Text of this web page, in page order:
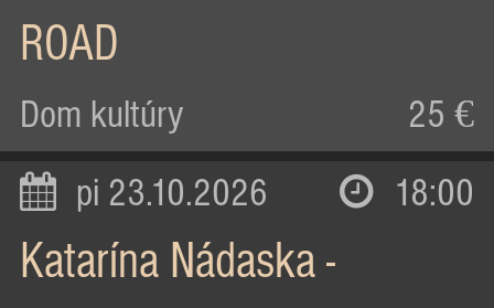
ROAD
Dom kultúry 25 €
pi 23.10.2026 18:00
Katarína Nádaska -